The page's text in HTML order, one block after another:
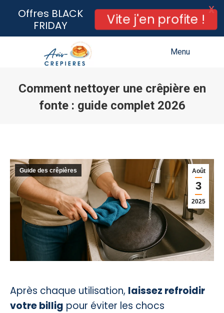
Menu
Comment nettoyer une crêpière en
fonte : guide complet 2026
Août
3
2025
Guide des crêpières
Après chaque utilisation, laissez refroidir
votre billig pour éviter les chocs
Offres BLACK
FRIDAY
Vite j'en profite !
X